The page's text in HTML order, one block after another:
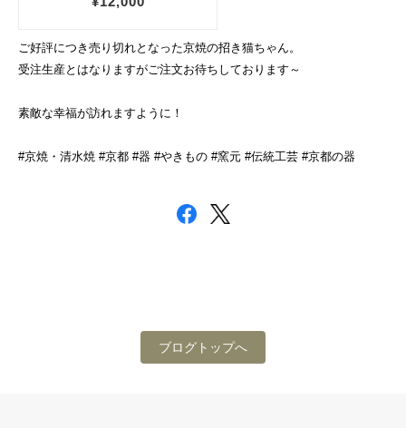
ご好評につき売り切れとなった京焼の招き猫ちゃん。
受注生産とはなりますがご注文お待ちしております～
素敵な幸福が訪れますように！
#京焼・清水焼 #京都 #器 #やきもの #窯元 #伝統工芸 #京都の器
ブログトップへ